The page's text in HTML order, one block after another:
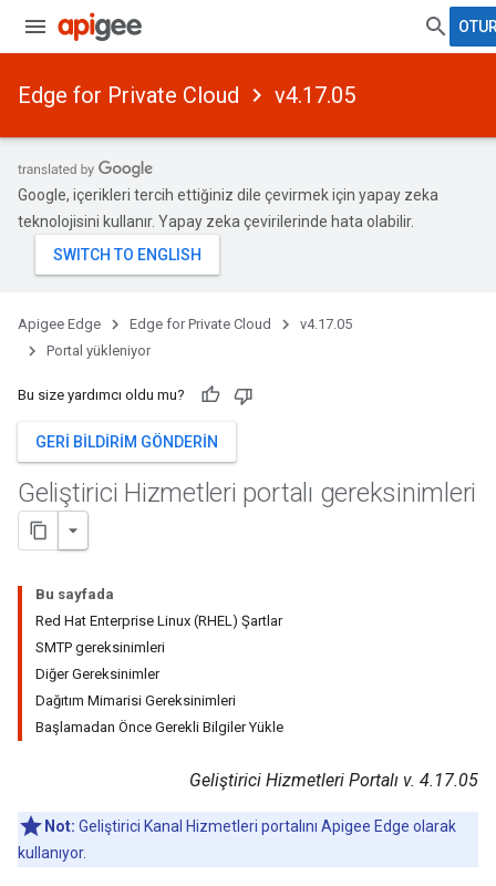
Edge for Private Cloud v4.17.05
Google, içerikleri tercih ettiğiniz dile çevirmek için yapay zeka
teknolojisini kullanır. Yapay zeka çevirilerinde hata olabilir.
Apigee Edge Edge for Private Cloud
v4.17.05
Portal yükleniyor
Bu size yardımcı oldu mu?
GERI BILDIRIM GÖNDERIN
Geliştirici Hizmetleri portalı gereksinimleri
Bu sayfada
Red Hat Enterprise Linux (RHEL) Şartlar
SMTP gereksinimleri
Diğer Gereksinimler
Dağıtım Mimarisi Gereksinimleri
Başlamadan Önce Gerekli Bilgiler Yükle
Geliştirici Hizmetleri Portalı v. 4.17.05
Not: Geliştirici Kanal Hizmetleri portalını Apigee Edge olarak
kullanıyor.